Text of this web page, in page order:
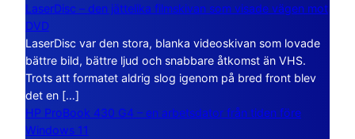
LaserDisc – den jättelika filmskivan som visade vägen mot
DVD
LaserDisc var den stora, blanka videoskivan som lovade
bättre bild, bättre ljud och snabbare åtkomst än VHS.
Trots att formatet aldrig slog igenom på bred front blev
det en […]
HP ProBook 430 G4 – en arbetsdator från tiden före
Windows 11